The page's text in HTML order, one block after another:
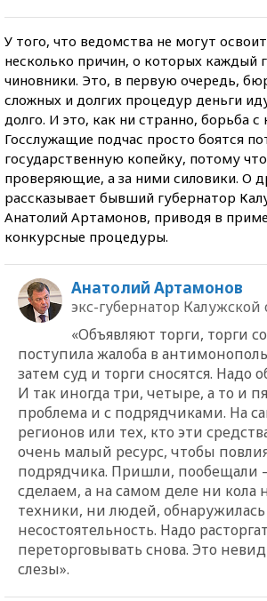
У того, что ведомства не могут
несколько причин, о которых каждый
чиновники. Это, в первую очередь,
сложных и долгих процедур деньги
долго. И это, как ни странно, борьба с
Госслужащие подчас просто боятся
государственную копейку, потому
проверяющие, а за ними силовики. О
рассказывает бывший губернатор
Анатолий Артамонов, приводя в
конкурсные процедуры.
Анатолий Артамонов
экс-губернатор Калужской
«Объявляют торги, торги
поступила жалоба в
затем суд и торги сносятся. Надо
И так иногда три, четыре, а то и
проблема и с подрядчиками. На
регионов или тех, кто эти
очень малый ресурс, чтобы
подрядчика. Пришли, пообещали
сделаем, а на самом деле ни кола
техники, ни людей,
несостоятельность. Надо
переторговывать снова. Это
слезы».